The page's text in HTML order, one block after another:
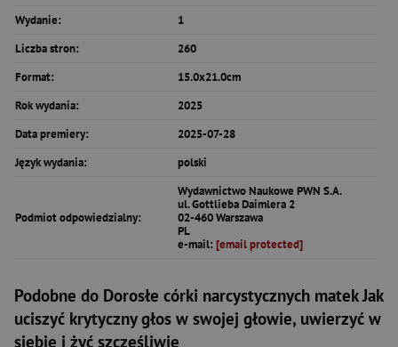
Wydanie:
1
Liczba stron:
260
Format:
15.0x21.0cm
Rok wydania:
2025
Data premiery:
2025-07-28
Język wydania:
polski
Podmiot odpowiedzialny:
Wydawnictwo Naukowe PWN S.A.
ul. Gottlieba Daimlera 2
02-460 Warszawa
PL
e-mail: [email protected]
Podobne do Dorosłe córki narcystycznych matek Jak
uciszyć krytyczny głos w swojej głowie, uwierzyć w
siebie i żyć szczęśliwie